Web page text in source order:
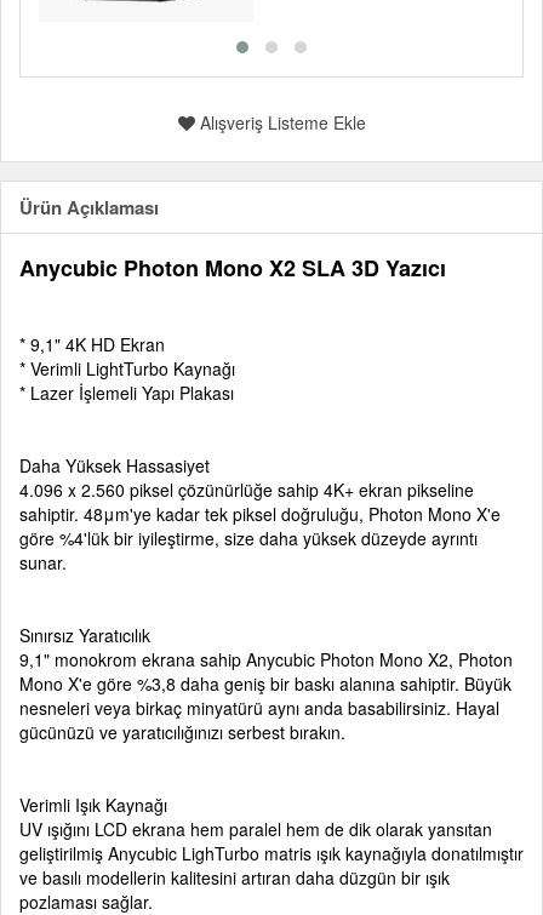
Alışveriş Listeme Ekle
Ürün Açıklaması
Anycubic Photon Mono X2 SLA 3D Yazıcı
* 9,1" 4K HD Ekran
* Verimli LightTurbo Kaynağı
* Lazer İşlemeli Yapı Plakası
Daha Yüksek Hassasiyet
4.096 x 2.560 piksel çözünürlüğe sahip 4K+ ekran pikseline
sahiptir. 48μm'ye kadar tek piksel doğruluğu, Photon Mono X'e
göre %4'lük bir iyileştirme, size daha yüksek düzeyde ayrıntı
sunar.
Sınırsız Yaratıcılık
9,1" monokrom ekrana sahip Anycubic Photon Mono X2, Photon
Mono X'e göre %3,8 daha geniş bir baskı alanına sahiptir. Büyük
nesneleri veya birkaç minyatürü aynı anda basabilirsiniz. Hayal
gücünüzü ve yaratıcılığınızı serbest bırakın.
Verimli Işık Kaynağı
UV ışığını LCD ekrana hem paralel hem de dik olarak yansıtan
geliştirilmiş Anycubic LighTurbo matris ışık kaynağıyla donatılmıştır
ve basılı modellerin kalitesini artıran daha düzgün bir ışık
pozlaması sağlar.